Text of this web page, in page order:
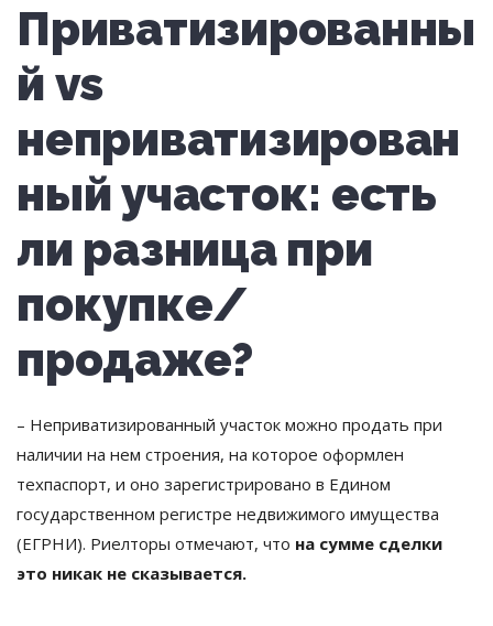
Приватизированны
й vs
неприватизирован
ный участок: есть
ли разница при
покупке/
продаже?
– Неприватизированный участок можно продать при
наличии на нем строения, на которое оформлен
техпаспорт, и оно зарегистрировано в Едином
государственном регистре недвижимого имущества
(ЕГРНИ). Риелторы отмечают, что на сумме сделки
это никак не сказывается.